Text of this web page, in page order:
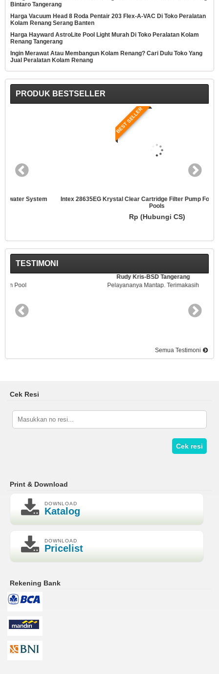
Bintaro Tangerang
Harga Vacuum Head 8 Roda Pentair 203 Flex-A-VAC Di Toko Peralatan
Kolam Renang Serang Banten
Harga Hayward AstroLite Pool Light Murah Di Toko Peralatan Kolam
Renang Tangerang
Ingin Merawat Atau Membangun Kolam Renang? Cari Dulu Toko Yang
Jual Peralatan Kolam Renang
PRODUK BESTSELLER
Intex 28635EG Krystal Clear Cartridge Filter Pump For Above Ground
Rp (Hubungi CS)
TESTIMONI
Rudy Kris-BSD Tangerang
Pelayananya Mantap. Terimakasih
Semua Testimoni
Cek Resi
Cek resi
Print & Download
DOWNLOAD
Katalog
DOWNLOAD
Pricelist
Rekening Bank